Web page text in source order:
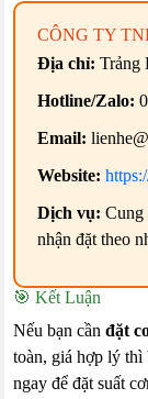
CÔNG TY
Địa chỉ: Trảng
Hotline/Zalo:
Email:
Website:
Dịch vụ: Cung
nhận đặt theo
🎯 Kết Luận
Nếu bạn cầnđặt
toàn, giá hợp lý thì
ngay để đặt suất